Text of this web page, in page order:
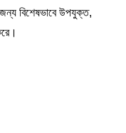
জন্য বিশেষভাবে উপযুক্ত,